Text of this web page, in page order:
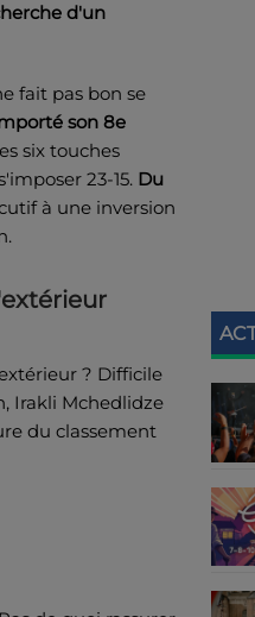
d'un
fait pas bon se
son 8e
six touches
23-15. Du
à une inversion
? Difficile
Irakli Mchedlidze
du classement